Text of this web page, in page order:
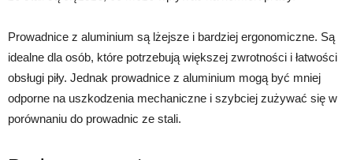
Prowadnice z aluminium są lżejsze i bardziej ergonomiczne. Są
idealne dla osób, które potrzebują większej zwrotności i łatwości
obsługi piły. Jednak prowadnice z aluminium mogą być mniej
odporne na uszkodzenia mechaniczne i szybciej zużywać się w
porównaniu do prowadnic ze stali.